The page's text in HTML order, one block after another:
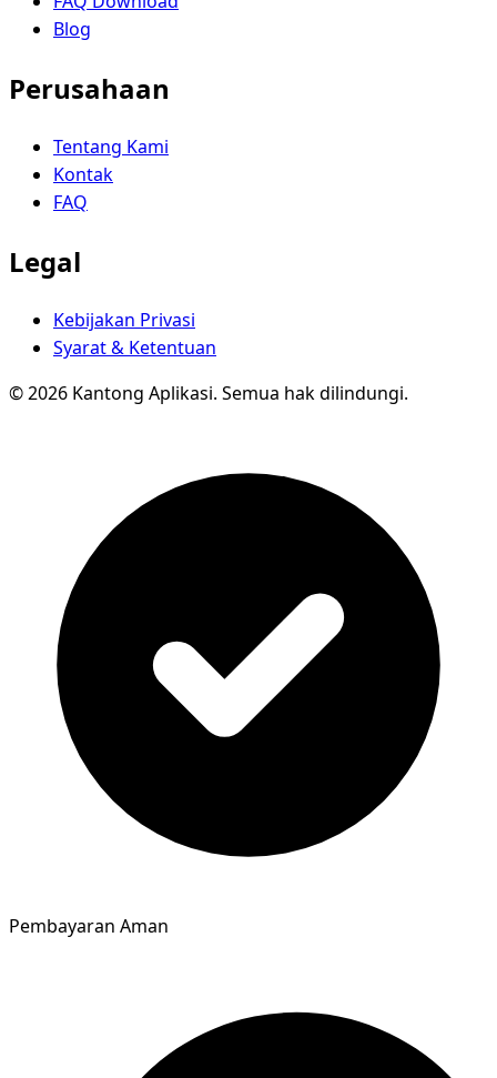
Blog
Perusahaan
Tentang Kami
Kontak
FAQ
Legal
Kebijakan Privasi
Syarat & Ketentuan
© 2026 Kantong Aplikasi. Semua hak dilindungi.
Pembayaran Aman